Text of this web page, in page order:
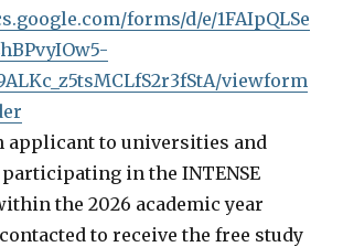
forms/d/e/1FAIpQLSe
viewform
applicant to universities and
in the INTENSE
the 2026 academic year
to receive the free study